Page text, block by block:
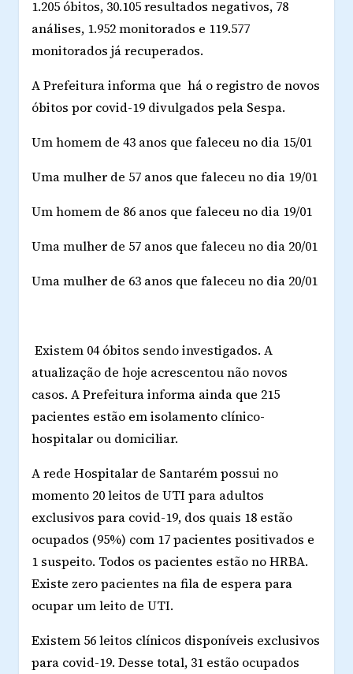
1.205 óbitos, 30.105 resultados negativos, 78
análises, 1.952 monitorados e 119.577
monitorados já recuperados.
A Prefeitura informa que há o registro de novos
óbitos por covid-19 divulgados pela Sespa.
Um homem de 43 anos que faleceu no dia 15/01
Uma mulher de 57 anos que faleceu no dia 19/01
Um homem de 86 anos que faleceu no dia 19/01
Uma mulher de 57 anos que faleceu no dia 20/01
Uma mulher de 63 anos que faleceu no dia 20/01
Existem 04 óbitos sendo investigados. A
atualização de hoje acrescentou não novos
casos. A Prefeitura informa ainda que 215
pacientes estão em isolamento clínico-
hospitalar ou domiciliar.
A rede Hospitalar de Santarém possui no
momento 20 leitos de UTI para adultos
exclusivos para covid-19, dos quais 18 estão
ocupados (95%) com 17 pacientes positivados e
1 suspeito. Todos os pacientes estão no HRBA.
Existe zero pacientes na fila de espera para
ocupar um leito de UTI.
Existem 56 leitos clínicos disponíveis exclusivos
para covid-19. Desse total, 31 estão ocupados